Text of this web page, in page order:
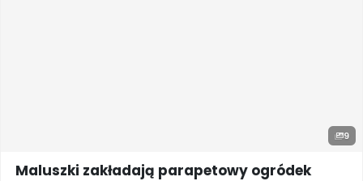
9
Maluszki zakładają parapetowy ogródek